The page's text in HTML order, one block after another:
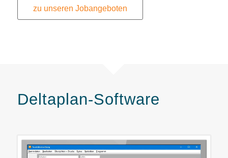
zu unseren Jobangeboten
Deltaplan-Software